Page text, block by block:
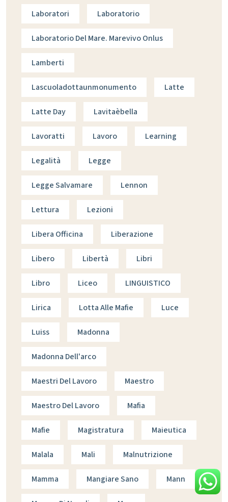
Laboratori Laboratorio
Laboratorio Del Mare. Marevivo Onlus
Lamberti
Lascuoladottaunmonumento Latte
Latte Day Lavitaèbella
Lavoratti Lavoro Learning
Legalità Legge
Legge Salvamare Lennon
Lettura Lezioni
Libera Officina Liberazione
Libero Libertà Libri
Libro Liceo LINGUISTICO
Lirica Lotta Alle Mafie Luce
Luiss Madonna
Madonna Dell'arco
Maestri Del Lavoro Maestro
Maestro Del Lavoro Mafia
Mafie Magistratura Maieutica
Malala Mali Malnutrizione
Mamma Mangiare Sano Mann